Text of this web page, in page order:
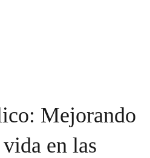
Mejorando
en las